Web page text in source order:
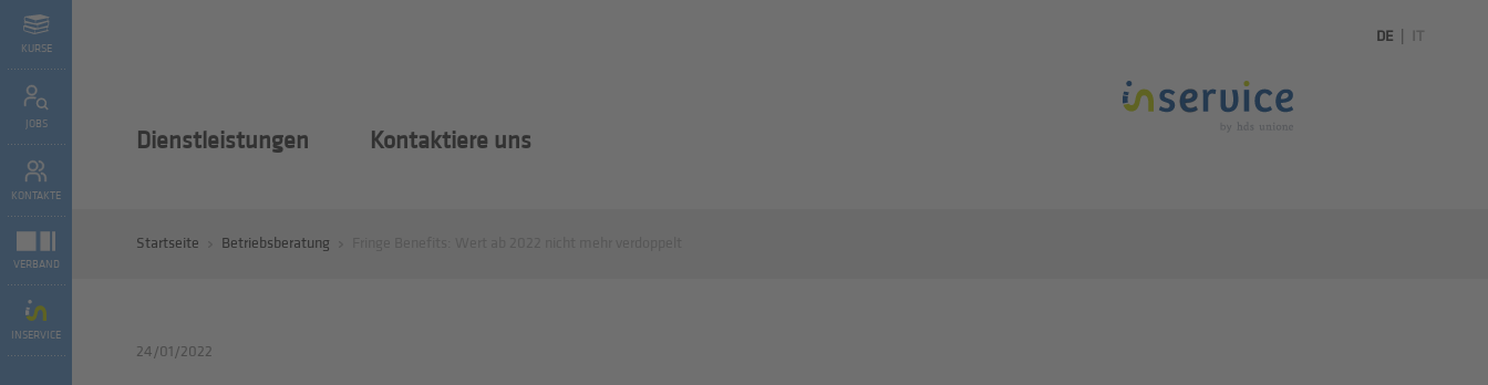
KURSE
JOBS
KONTAKTE
VERBAND
INSERVICE
DE IT
Dienstleistungen Kontaktiere uns
Startseite Betriebsberatung
24/01/2022